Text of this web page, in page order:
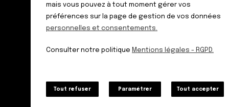
Données personnelles
Mentions légales – RGPD
mais vous pouvez à tout moment gérer vos
préférences sur la page de gestion de vos données
personnelles et consentements.
Consulter notre politique Mentions légales - RGPD.
Tout refuser Paramétrer Tout accepter